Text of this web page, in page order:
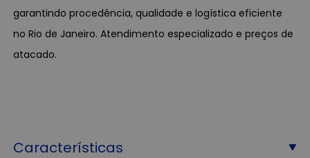
garantindo procedência, qualidade e logística eficiente
no Rio de Janeiro. Atendimento especializado e preços de
atacado.
Características